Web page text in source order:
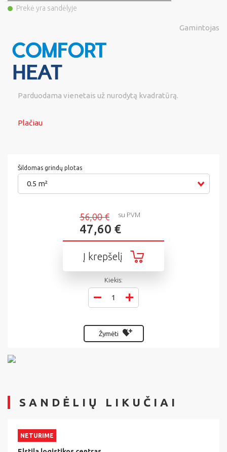
Prekė yra sandėlyje
Gamintojas
Parduodama vienetais už nurodytą kvadratūrą.
Plačiau
Šildomas grindų plotas
0.5 m²
56,00 €
47,60 €
su PVM
Į krepšelį
Kiekis:
Žymėti
SANDĖLIŲ LIKUČIAI
NETURIME